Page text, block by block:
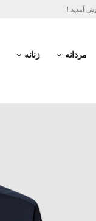
آمدید !
مردانه زنانه